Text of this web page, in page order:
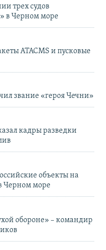
трех судов
в Черном море
ATACMS и пусковые
звание «героя Чечни»
кадры разведки
объекты на
Черном море
обороне» – командир